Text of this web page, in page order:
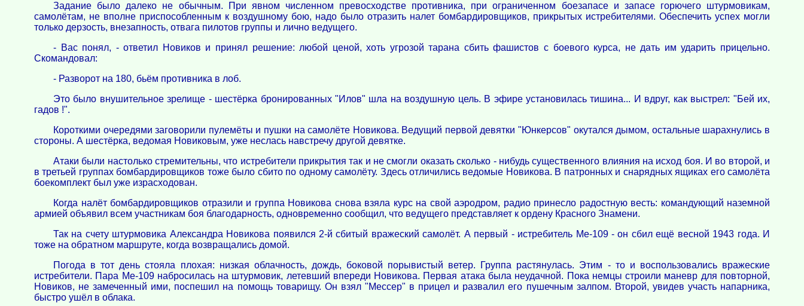
Задание было далеко не обычным. При явном численном превосходстве противника, при ограниченном боезапасе и запасе горючего штурмовикам,
самолётам, не вполне приспособленным к воздушному бою, надо было отразить налет бомбардировщиков, прикрытых истребителями. Обеспечить успех могли
только дерзость, внезапность, отвага пилотов группы и лично ведущего.
- Вас понял, - ответил Новиков и принял решение: любой ценой, хоть угрозой тарана сбить фашистов с боевого курса, не дать им ударить прицельно.
Скомандовал:
- Разворот на 180, бьём противника в лоб.
Это было внушительное зрелище - шестёрка бронированных "Илов" шла на воздушную цель. В эфире установилась тишина... И вдруг, как выстрел: "Бей их,
гадов !".
Короткими очередями заговорили пулемёты и пушки на самолёте Новикова. Ведущий первой девятки "Юнкерсов" окутался дымом, остальные шарахнулись в
стороны. А шестёрка, ведомая Новиковым, уже неслась навстречу другой девятке.
Атаки были настолько стремительны, что истребители прикрытия так и не смогли оказать сколько - нибудь существенного влияния на исход боя. И во второй, и
в третьей группах бомбардировщиков тоже было сбито по одному самолёту. Здесь отличились ведомые Новикова. В патронных и снарядных ящиках его самолёта
боекомплект был уже израсходован.
Когда налёт бомбардировщиков отразили и группа Новикова снова взяла курс на свой аэродром, радио принесло радостную весть: командующий наземной
армией объявил всем участникам боя благодарность, одновременно сообщил, что ведущего представляет к ордену Красного Знамени.
Так на счету штурмовика Александра Новикова появился 2-й сбитый вражеский самолёт. А первый - истребитель Ме-109 - он сбил ещё весной 1943 года. И
тоже на обратном маршруте, когда возвращались домой.
Погода в тот день стояла плохая: низкая облачность, дождь, боковой порывистый ветер. Группа растянулась. Этим - то и воспользовались вражеские
истребители. Пара Ме-109 набросилась на штурмовик, летевший впереди Новикова. Первая атака была неудачной. Пока немцы строили маневр для повторной,
Новиков, не замеченный ими, поспешил на помощь товарищу. Он взял "Мессер" в прицел и развалил его пушечным залпом. Второй, увидев участь напарника,
быстро ушёл в облака.